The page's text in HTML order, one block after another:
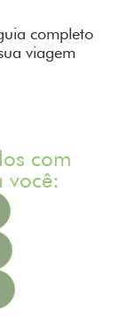
completo
viagem
com
você: